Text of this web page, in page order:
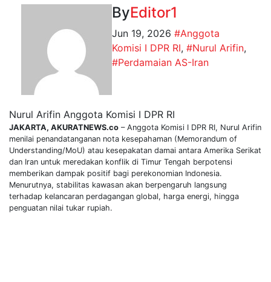
ByEditor1
Jun 19, 2026 #Anggota
Komisi I DPR RI, #Nurul Arifin,
#Perdamaian AS-Iran
Nurul Arifin Anggota Komisi I DPR RI
JAKARTA, AKURATNEWS.co – Anggota Komisi I DPR RI, Nurul Arifin
menilai penandatanganan nota kesepahaman (Memorandum of
Understanding/MoU) atau kesepakatan damai antara Amerika Serikat
dan Iran untuk meredakan konflik di Timur Tengah berpotensi
memberikan dampak positif bagi perekonomian Indonesia.
Menurutnya, stabilitas kawasan akan berpengaruh langsung
terhadap kelancaran perdagangan global, harga energi, hingga
penguatan nilai tukar rupiah.